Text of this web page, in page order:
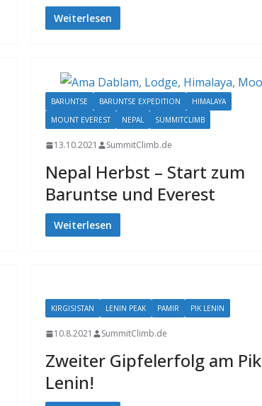
Weiterlesen
BARUNTSE BARUNTSE EXPEDITION
HIMALAYA
MOUNT EVEREST
NEPAL SUMMITCLIMB
13.10.2021 SummitClimb.de
Nepal Herbst – Start zum
Baruntse und Everest
Weiterlesen
KIRGISISTAN LENIN PEAK PAMIR PIK LENIN
10.8.2021 SummitClimb.de
Zweiter Gipfelerfolg am Pik
Lenin!